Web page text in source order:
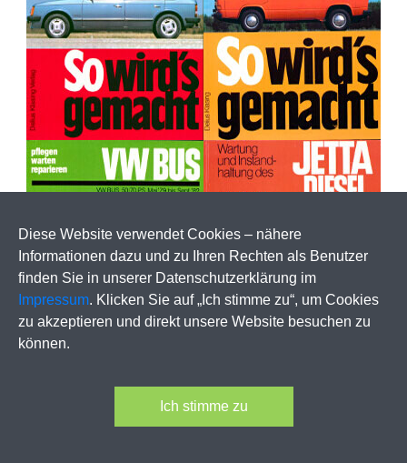
Diese Website verwendet Cookies – nähere
Informationen dazu und zu Ihren Rechten als Benutzer
finden Sie in unserer Datenschutzerklärung im
Impressum. Klicken Sie auf „Ich stimme zu“, um Cookies
zu akzeptieren und direkt unsere Website besuchen zu
können.
Ich stimme zu